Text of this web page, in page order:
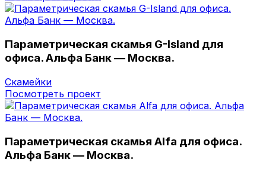
Параметрическая скамья G-Island для
офиса. Альфа Банк — Москва.
Скамейки
Посмотреть проект
Параметрическая скамья Alfa для офиса.
Альфа Банк — Москва.